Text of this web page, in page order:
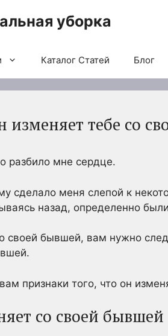
уборка
Каталог Статей Блог
тебе со
разбило мне сердце.
сделало меня слепой к
назад, определенно
своей бывшей, вам нужно
признаки того, что он
со своей бывшей